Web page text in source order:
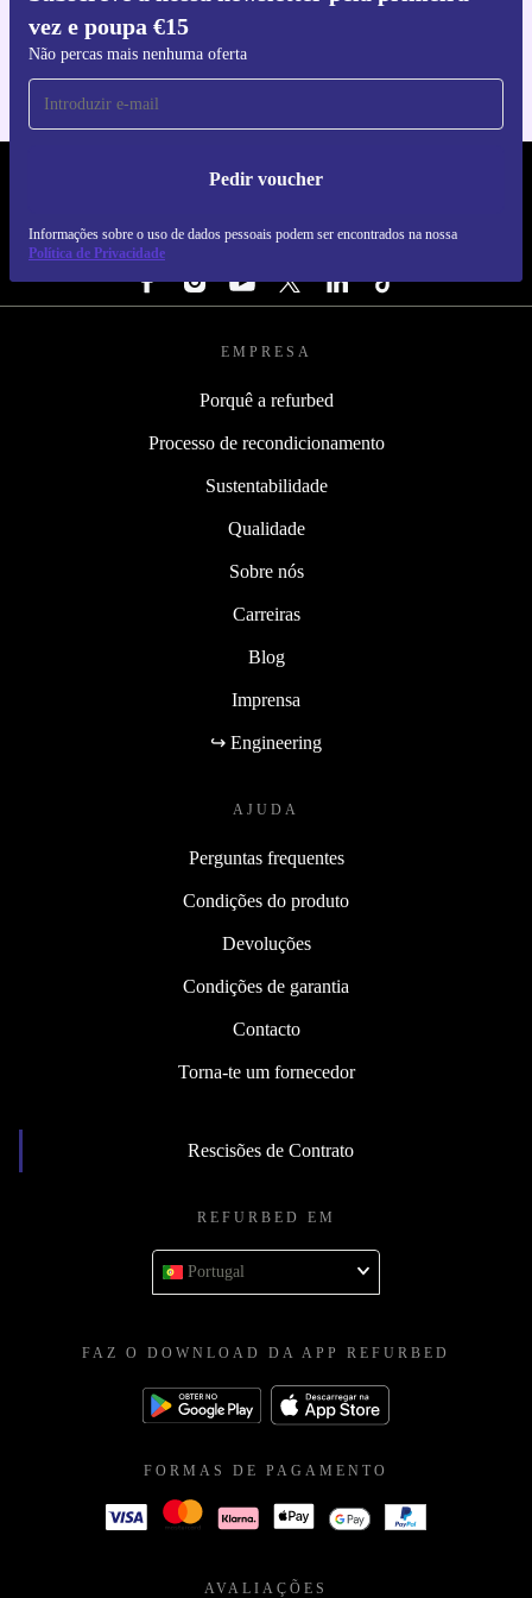
vez e poupa €15
Não percas mais nenhuma oferta
Pedir voucher
Informações sobre o uso de dados pessoais podem ser encontrados na nossa
Política de Privacidade
Para iOS e Android
REFURBED PORTUGAL - RETHINK NEW.
SEGUE-NOS
EMPRESA
Porquê a refurbed
Processo de recondicionamento
Sustentabilidade
Qualidade
Sobre nós
Carreiras
Blog
Imprensa
↪ Engineering
AJUDA
Perguntas frequentes
Condições do produto
Devoluções
Condições de garantia
Contacto
Torna-te um fornecedor
Rescisões de Contrato
REFURBED EM
Portugal
FAZ O DOWNLOAD DA APP REFURBED
FORMAS DE PAGAMENTO
AVALIAÇÕES